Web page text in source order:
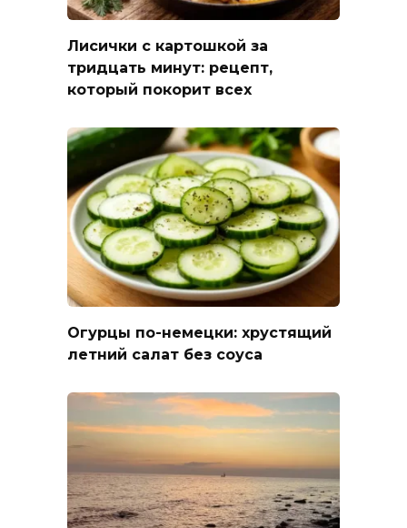
Лисички с картошкой за
тридцать минут: рецепт,
который покорит всех
Огурцы по-немецки: хрустящий
летний салат без соуса